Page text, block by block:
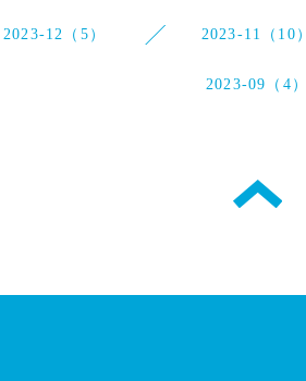
2023-12（5） 2023-11（10）
2023-09（4）